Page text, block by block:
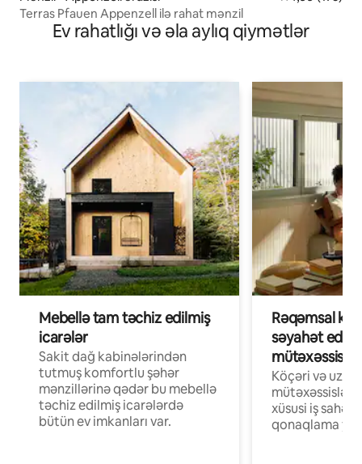
Terras Pfauen Appenzell ilə rahat mənzil
Ev rahatlığı və əla aylıq qiymətlər
Mebellə tam təchiz edilmiş
icarələr
Sakit dağ kabinələrindən
tutmuş komfortlu şəhər
mənzillərinə qədər bu mebellə
təchiz edilmiş icarələrdə
bütün ev imkanları var.
Rəqəmsal
səyahət edən
mütəxəssislər
Köçəri və
mütəxəssislər
xüsusi iş
qonaqlama